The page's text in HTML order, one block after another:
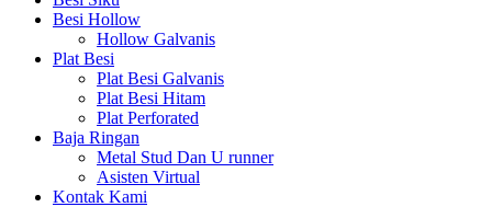
Besi Hollow
Hollow Galvanis
Plat Besi
Plat Besi Galvanis
Plat Besi Hitam
Plat Perforated
Baja Ringan
Metal Stud Dan U runner
Asisten Virtual
Kontak Kami